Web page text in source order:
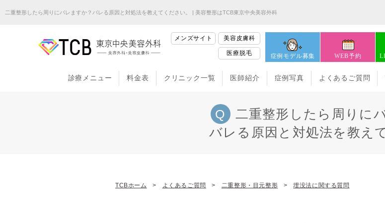
二重整形したら周りにバレますか？バレる原因と対処法を教えてください。 | 美容整形はTCB東京中央美容外科
メンズサイト 美容皮膚科
医療脱毛 症例モデル募集 WEB予約
診療メニュー 料金表 クリニック一覧 医師紹介 症例写真 よくあるご質問
二重整形したら周りに
バレる原因と対処法を教え
TCBホーム よくあるご質問 二重整形・目元整形 埋没法に関する質問